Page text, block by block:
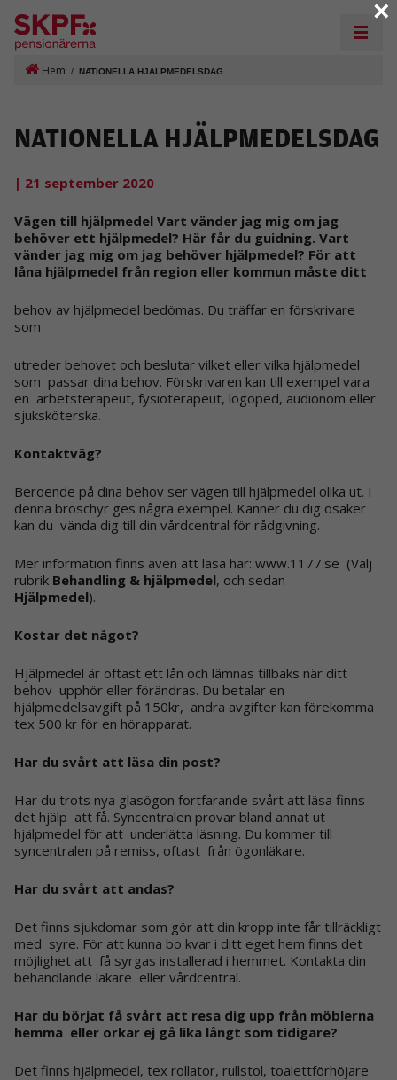
Hem / NATIONELLA HJÄLPMEDELSDAG
NATIONELLA HJÄLPMEDELSDAG
| 21 september 2020
Vägen till hjälpmedel Vart vänder jag mig om jag
behöver ett hjälpmedel? Här får du guidning. Vart
vänder jag mig om jag behöver hjälpmedel? För att
låna hjälpmedel från region eller kommun måste ditt
behov av hjälpmedel bedömas. Du träffar en förskrivare
som
utreder behovet och beslutar vilket eller vilka hjälpmedel
som passar dina behov. Förskrivaren kan till exempel vara
en arbetsterapeut, fysioterapeut, logoped, audionom eller
sjuksköterska.
Kontaktväg?
Beroende på dina behov ser vägen till hjälpmedel olika ut. I
denna broschyr ges några exempel. Känner du dig osäker
kan du vända dig till din vårdcentral för rådgivning.
Mer information finns även att läsa här: www.1177.se (Välj
rubrik Behandling & hjälpmedel, och sedan
Hjälpmedel).
Kostar det något?
Hjälpmedel är oftast ett lån och lämnas tillbaks när ditt
behov upphör eller förändras. Du betalar en
hjälpmedelsavgift på 150kr, andra avgifter kan förekomma
tex 500 kr för en hörapparat.
Har du svårt att läsa din post?
Har du trots nya glasögon fortfarande svårt att läsa finns
det hjälp att få. Syncentralen provar bland annat ut
hjälpmedel för att underlätta läsning. Du kommer till
syncentralen på remiss, oftast från ögonläkare.
Har du svårt att andas?
Det finns sjukdomar som gör att din kropp inte får tillräckligt
med syre. För att kunna bo kvar i ditt eget hem finns det
möjlighet att få syrgas installerad i hemmet. Kontakta din
behandlande läkare eller vårdcentral.
Har du börjat få svårt att resa dig upp från möblerna
hemma eller orkar ej gå lika långt som tidigare?
Det finns hjälpmedel, tex rollator, rullstol, toalettförhöjare
×